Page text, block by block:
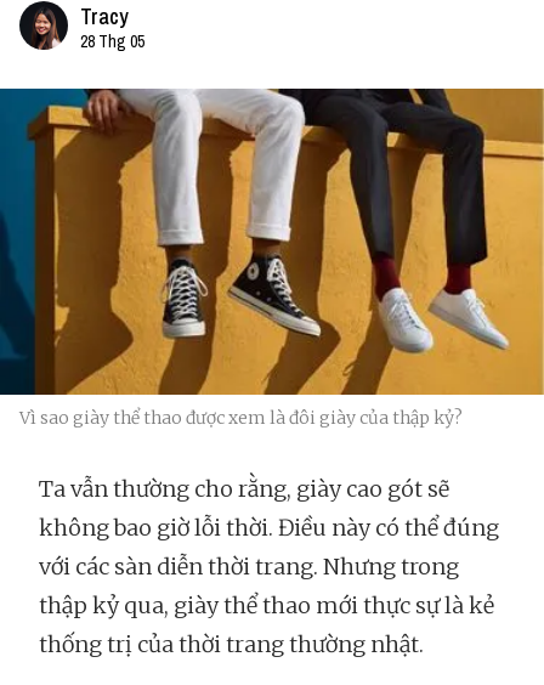
Tracy
28 Thg 05
Vì sao giày thể thao được xem là đôi giày của thập kỷ?
Ta vẫn thường cho rằng, giày cao gót sẽ
không bao giờ lỗi thời. Điều này có thể đúng
với các sàn diễn thời trang. Nhưng trong
thập kỷ qua, giày thể thao mới thực sự là kẻ
thống trị của thời trang thường nhật.